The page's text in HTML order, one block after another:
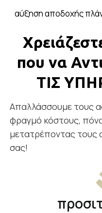
αύξηση αποδοχής
που να
ΤΙΣ
Απαλλάσσουμε τους
φραγμό κόστους,
μετατρέποντας τους
σας!